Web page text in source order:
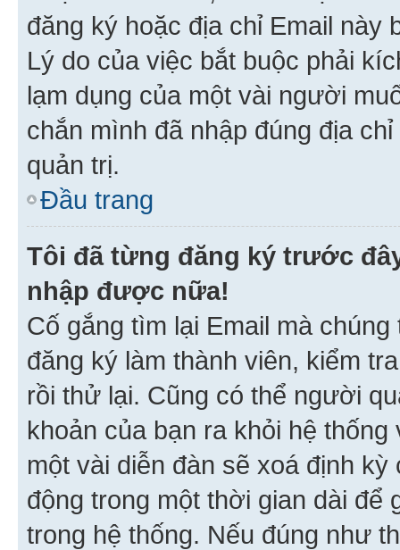
đăng ký hoặc địa chỉ Email này
Lý do của việc bắt buộc phải
lạm dụng của một vài người
chắn mình đã nhập đúng địa
quản trị.
Đầu trang
Tôi đã từng đăng ký trước
nhập được nữa!
Cố gắng tìm lại Email mà
đăng ký làm thành viên, kiểm
rồi thử lại. Cũng có thể người
khoản của bạn ra khỏi hệ
một vài diễn đàn sẽ xoá định
động trong một thời gian dài
trong hệ thống. Nếu đúng như